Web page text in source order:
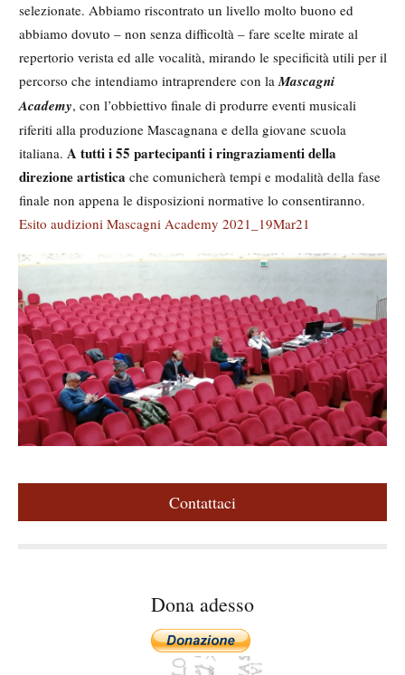
selezionate. Abbiamo riscontrato un livello molto buono ed
abbiamo dovuto – non senza difficoltà – fare scelte mirate al
repertorio verista ed alle vocalità, mirando le specificità utili per il
percorso che intendiamo intraprendere con laMascagni
Academy, con l’obbiettivo finale di produrre eventi musicali
riferiti alla produzione Mascagnana e della giovane scuola
italiana. A tutti i 55 partecipanti i ringraziamenti della
direzione artistica che comunicherà tempi e modalità della fase
finale non appena le disposizioni normative lo consentiranno.
Esito audizioni Mascagni Academy 2021_19Mar21
M
e
d
i
a
g
a
l
r
Contattaci
Dona adesso